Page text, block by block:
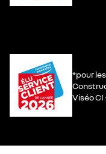
*pour
Viséo CI